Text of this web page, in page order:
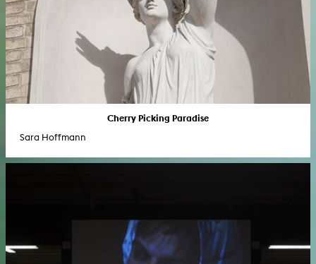
Cherry Picking Paradise
Sara Hoffmann